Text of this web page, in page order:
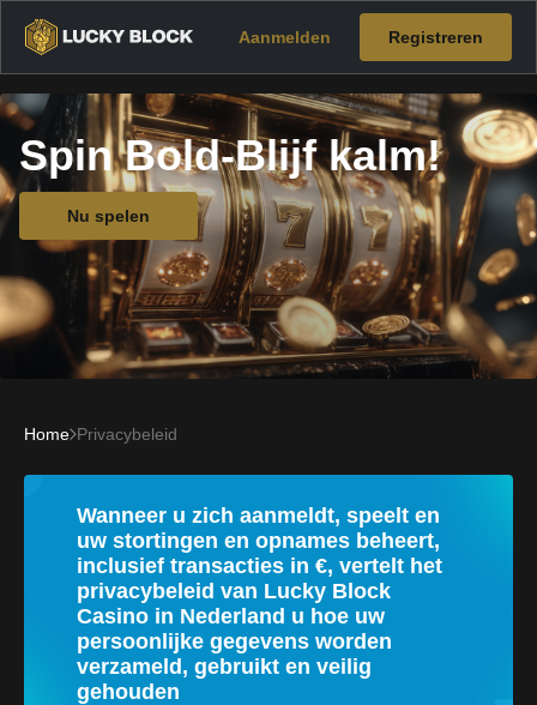
Aanmelden Registreren
Spin Bold-Blijf kalm!
Nu spelen
Home Privacybeleid
Wanneer u zich aanmeldt, speelt en
uw stortingen en opnames beheert,
inclusief transacties in €, vertelt het
privacybeleid van Lucky Block
Casino in Nederland u hoe uw
persoonlijke gegevens worden
verzameld, gebruikt en veilig
gehouden